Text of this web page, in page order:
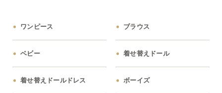
ワンピース ブラウス
ベビー 着せ替えドール
着せ替えドールドレス ボーイズ